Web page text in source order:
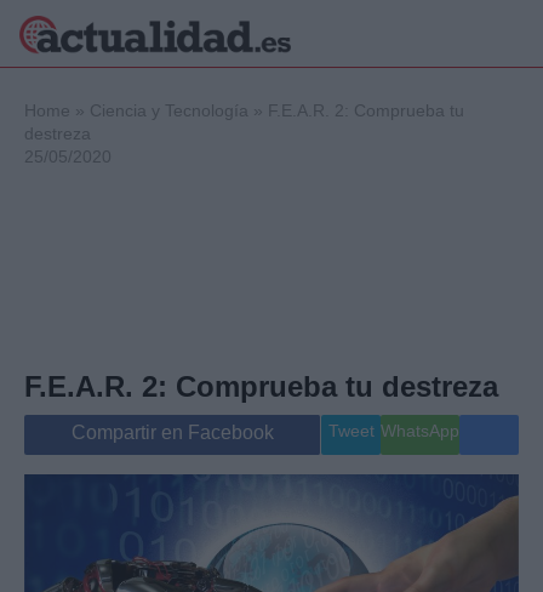
Internacional
Viajes
Gente
Musica
Home » Ciencia y Tecnología » F.E.A.R. 2: Comprueba tu
destreza
25/05/2020
F.E.A.R. 2: Comprueba tu destreza
Compartir en Facebook Tweet WhatsApp